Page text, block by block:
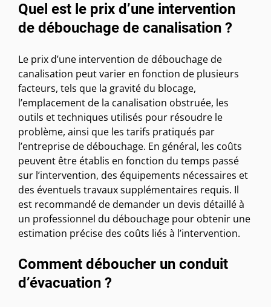
Quel est le prix d’une intervention
de débouchage de canalisation ?
Le prix d’une intervention de débouchage de
canalisation peut varier en fonction de plusieurs
facteurs, tels que la gravité du blocage,
l’emplacement de la canalisation obstruée, les
outils et techniques utilisés pour résoudre le
problème, ainsi que les tarifs pratiqués par
l’entreprise de débouchage. En général, les coûts
peuvent être établis en fonction du temps passé
sur l’intervention, des équipements nécessaires et
des éventuels travaux supplémentaires requis. Il
est recommandé de demander un devis détaillé à
un professionnel du débouchage pour obtenir une
estimation précise des coûts liés à l’intervention.
Comment déboucher un conduit
d’évacuation ?